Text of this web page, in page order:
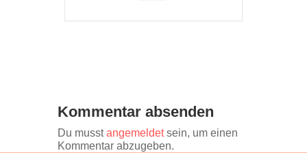
Kommentar absenden
Du musstangemeldetsein, um einen
Kommentar abzugeben.